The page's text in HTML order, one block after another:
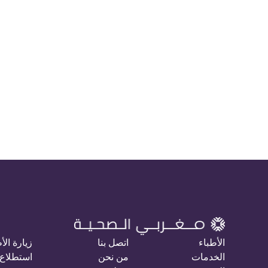
الأطباء
الخدمات
اتصل بنا
من نحن
زيارة